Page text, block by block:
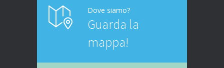
Dove siamo?
Guarda la
mappa!